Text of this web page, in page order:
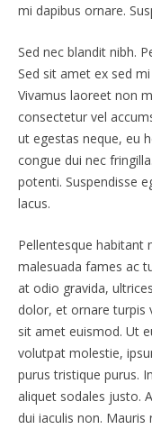
mi dapibus ornare.
Sed nec blandit nibh.
Sed sit amet ex sed
Vivamus laoreet non
consectetur vel
ut egestas neque, eu
congue dui nec
potenti. Suspendisse
lacus.
Pellentesque habitant
malesuada fames ac
at odio gravida,
dolor, et ornare turpis
sit amet euismod. Ut
volutpat molestie,
purus tristique purus.
aliquet sodales justo.
dui iaculis non.